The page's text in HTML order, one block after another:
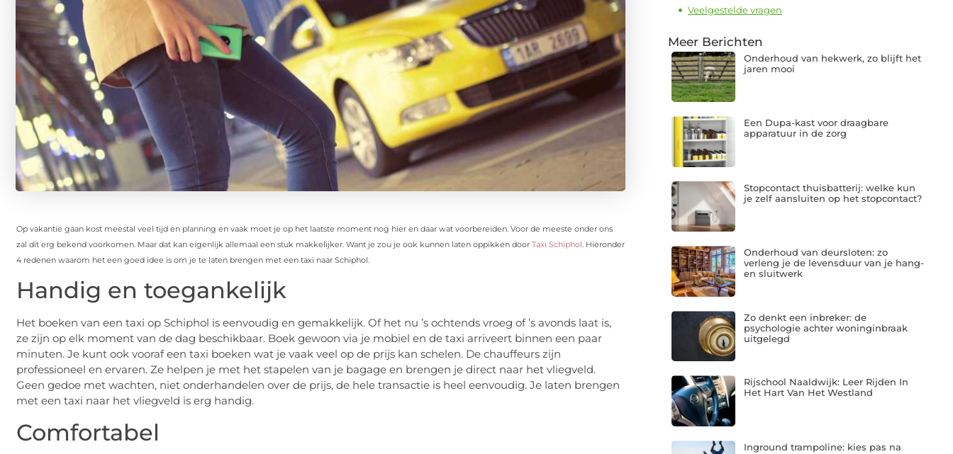
Op vakantie gaan kost meestal veel tijd en planning en vaak moet je op het laatste moment nog hier en daar wat voorbereiden. Voor de meeste onder ons
zal dit erg bekend voorkomen. Maar dat kan eigenlijk allemaal een stuk makkelijker. Want je zou je ook kunnen laten oppikken door Taxi Schiphol. Hieronder
4 redenen waarom het een goed idee is om je te laten brengen met een taxi naar Schiphol.
Handig en toegankelijk
Het boeken van een taxi op Schiphol is eenvoudig en gemakkelijk. Of het nu ’s ochtends vroeg of ’s avonds laat is,
ze zijn op elk moment van de dag beschikbaar. Boek gewoon via je mobiel en de taxi arriveert binnen een paar
minuten. Je kunt ook vooraf een taxi boeken wat je vaak veel op de prijs kan schelen. De chauffeurs zijn
professioneel en ervaren. Ze helpen je met het stapelen van je bagage en brengen je direct naar het vliegveld.
Geen gedoe met wachten, niet onderhandelen over de prijs, de hele transactie is heel eenvoudig. Je laten brengen
met een taxi naar het vliegveld is erg handig.
Comfortabel
Veelgestelde vragen
Meer Berichten
Onderhoud van hekwerk, zo blijft het
jaren mooi
Een Dupa-kast voor draagbare
apparatuur in de zorg
Stopcontact thuisbatterij: welke kun
je zelf aansluiten op het stopcontact?
Onderhoud van deursloten: zo
verleng je de levensduur van je hang-
en sluitwerk
Zo denkt een inbreker: de
psychologie achter woninginbraak
uitgelegd
Rijschool Naaldwijk: Leer Rijden In
Het Hart Van Het Westland
Inground trampoline: kies pas na